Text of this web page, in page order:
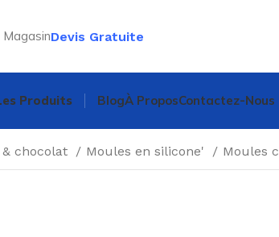
Devis Gratuite
Produits BlogÀ ProposContactez-Nous
chocolat Moules en silicone' Moules